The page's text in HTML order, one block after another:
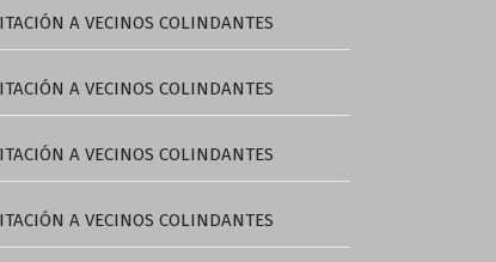
A VECINOS COLINDANTES
A VECINOS COLINDANTES
A VECINOS COLINDANTES
A VECINOS COLINDANTES